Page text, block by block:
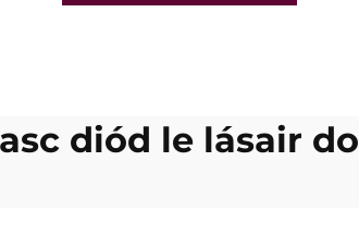
diód le lásair